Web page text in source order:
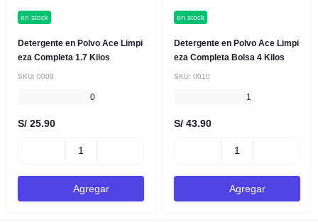
en stock
Detergente en Polvo Ace Limpi
eza Completa 1.7 Kilos
SKU: 0009
0
S/ 25.90
Agregar
en stock
Detergente en Polvo Ace Limpi
eza Completa Bolsa 4 Kilos
SKU: 0010
1
S/ 43.90
Agregar